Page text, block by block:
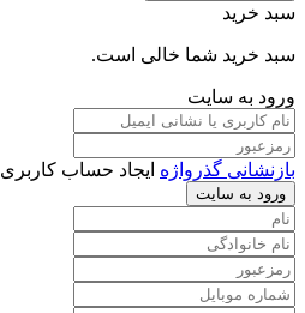
سبد خرید
سبد خرید شما خالی است.
ورود به سایت
بازنشانی گذرواژه ایجاد حساب کاربری
ورود به سایت